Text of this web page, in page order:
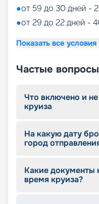
●от 59 до 30 дней -
●от 29 до 22 дней -
Показать все условия
Частые вопросы
Что включено и
круиза
На какую дату
город
Какие документы
время круиза?